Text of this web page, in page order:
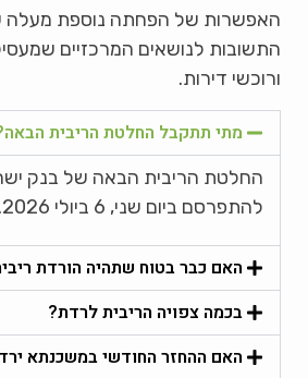
האפשרות של הפחתה נוספת מעלה
התשובות לנושאים המרכזיים
ורוכשי דירות.
מתי תתקבל החלטת הריבית
החלטת הריבית הבאה של בנק
להתפרסם ביום שני, 6 ביולי 2026.
האם כבר בטוח שתהיה הורדת
בכמה צפויה הריבית לרדת?
האם ההחזר החודשי במשכנתא